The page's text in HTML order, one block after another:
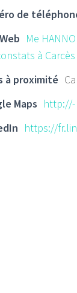
de
Me
à Carcès
à proximité
Maps http://-
https://